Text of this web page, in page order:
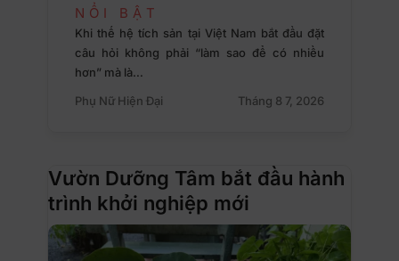
NỔI BẬT
Khi thế hệ tích sản tại Việt Nam bắt đầu đặt
câu hỏi không phải “làm sao để có nhiều
hơn” mà là…
Phụ Nữ Hiện Đại
Tháng 8 7, 2026
Vườn Dưỡng Tâm bắt đầu hành
trình khởi nghiệp mới